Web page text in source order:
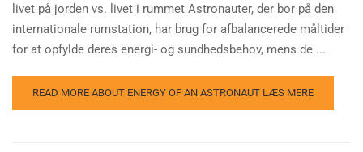
livet på jorden vs. livet i rummet Astronauter, der bor på den
internationale rumstation, har brug for afbalancerede måltider
for at opfylde deres energi- og sundhedsbehov, mens de ...
READ MORE ABOUT ENERGY OF AN ASTRONAUT LÆS MERE